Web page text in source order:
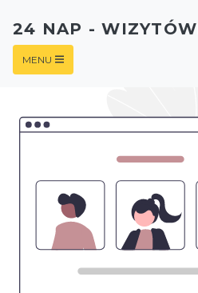
24 NAP -
MENU